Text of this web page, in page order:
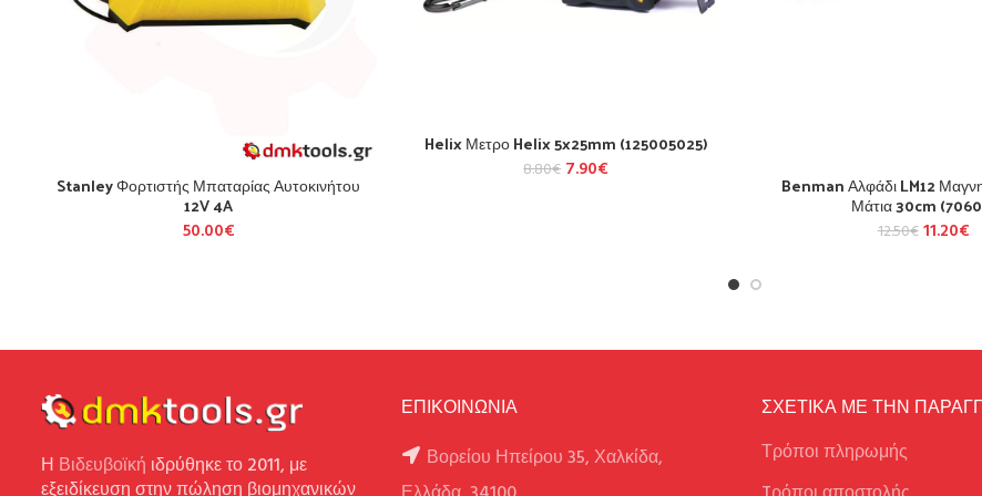
Stanley Φορτιστής Μπαταρίας Αυτοκινήτου
12V 4A
50.00€
Helix Μετρο Helix 5x25mm (125005025)
8.80€ 7.90€
Benman Αλφάδι LM12
Μάτια 30cm
12.50€ 11.20€
Η Βιδευβοϊκή ιδρύθηκε το 2011, με
ΕΠΙΚΟΙΝΩΝΙΑ
Βορείου Ηπείρου 35, Χαλκίδα,
ΣΧΕΤΙΚΑ ΜΕ ΤΗΝ
Τρόποι πληρωμής